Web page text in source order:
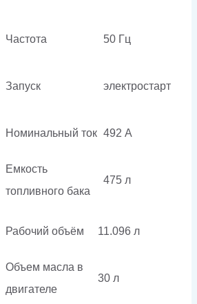
Частота 50 Гц
Запуск электростарт
Номинальный ток 492 А
Емкость
топливного бака
475 л
Рабочий объём 11.096 л
Объем масла в
двигателе
30 л